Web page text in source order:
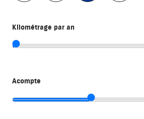
Kilométrage par an
Acompte